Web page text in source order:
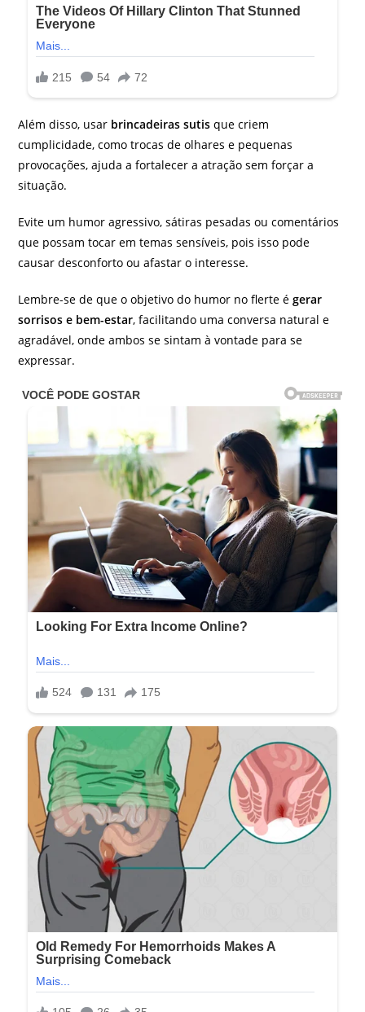
Além disso, usar brincadeiras sutis que criem
cumplicidade, como trocas de olhares e pequenas
provocações, ajuda a fortalecer a atração sem forçar a
situação.
Evite um humor agressivo, sátiras pesadas ou comentários
que possam tocar em temas sensíveis, pois isso pode
causar desconforto ou afastar o interesse.
Lembre-se de que o objetivo do humor no flerte égerar
sorrisos e bem-estar, facilitando uma conversa natural e
agradável, onde ambos se sintam à vontade para se
expressar.